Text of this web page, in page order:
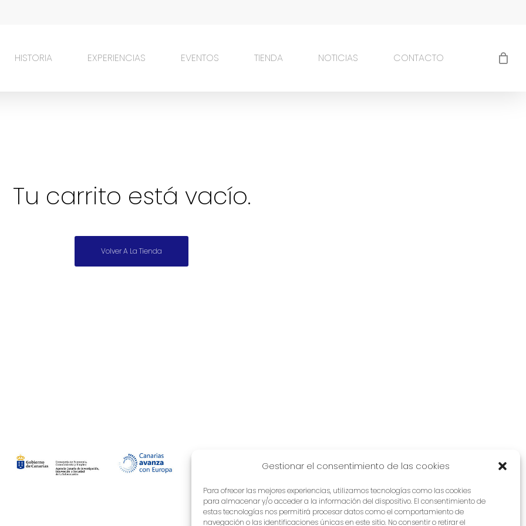
Gestionar el consentimiento de las cookies
Para ofrecer las mejores experiencias, utilizamos tecnologías como las cookies
para almacenar y/o acceder a la información del dispositivo. El consentimiento de
estas tecnologías nos permitirá procesar datos como el comportamiento de
navegación o las identificaciones únicas en este sitio. No consentir o retirar el
HISTORIA EXPERIENCIAS EVENTOS TIENDA NOTICIAS CONTACTO
Tu carrito está vacío.
Volver A La Tienda